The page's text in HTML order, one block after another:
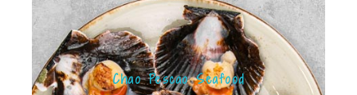
Chao Pescao Seafood